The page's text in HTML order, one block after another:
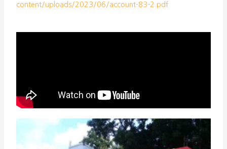
content/uploads/2023/06/account-83-2.pdf